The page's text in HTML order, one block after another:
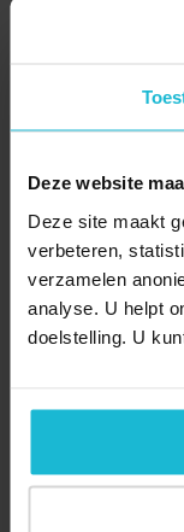
Deze website
Deze site maakt
verbeteren,
verzamelen
analyse. U helpt
doelstelling. U